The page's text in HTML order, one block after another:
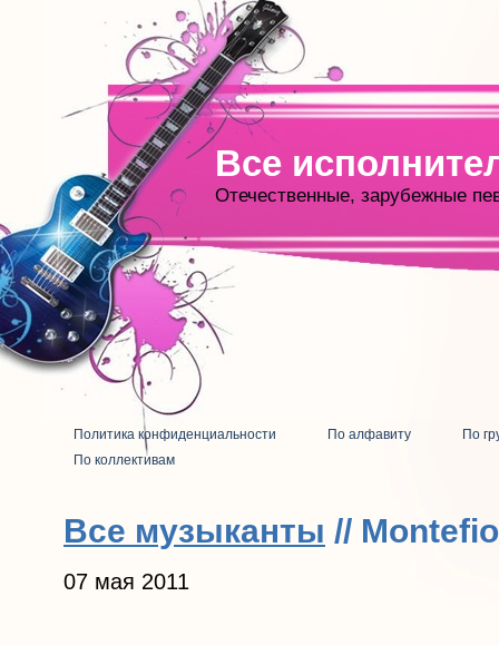
Все
Отечественные, зарубежные
Политика конфиденциальности По алфавиту
По
По коллективам
Все музыканты //
07 мая 2011